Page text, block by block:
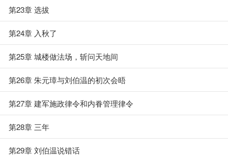
第23章 选拔
第24章 入秋了
第25章 城楼做法场，斩问天地间
第26章 朱元璋与刘伯温的初次会晤
第27章 建军施政律令和内眷管理律令
第28章 三年
第29章 刘伯温说错话